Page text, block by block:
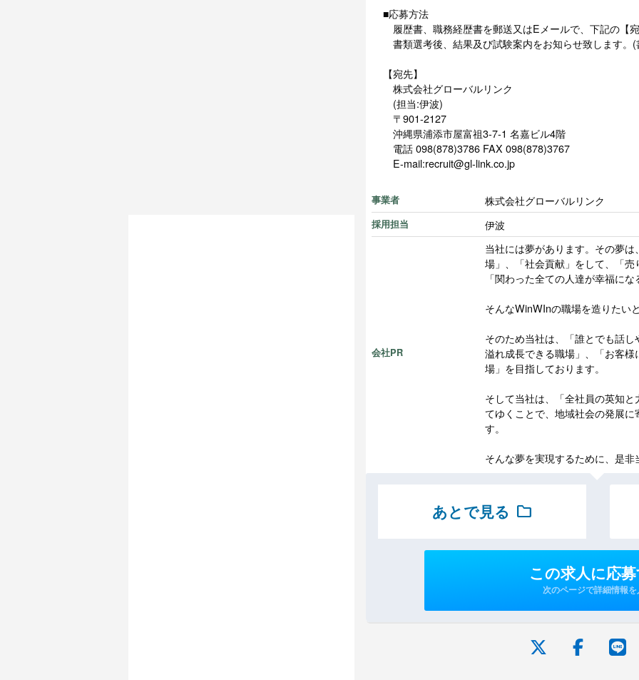
■応募方法
履歴書、職務経歴書を郵送又はEメールで、下記の【
書類選考後、結果及び試験案内をお知らせ致します
【宛先】
株式会社グローバルリンク
(担当:伊波)
〒901-2127
沖縄県浦添市屋富祖3-7-1 名嘉ビル4階
電話 098(878)3786 FAX 098(878)3767
E-mail:recruit@gl-link.co.jp
事業者 株式会社グローバルリンク
採用担当 伊波
会社PR
当社には夢があります。その夢
場」、「社会貢献」をして、「
「関わった全ての人達が幸福にな
そんなWinWInの職場を造りたい
そのため当社は、「誰とでも話
溢れ成長できる職場」、「お客
場」を目指しております。
そして当社は、「全社員の英知
てゆくことで、地域社会の発展
す。
そんな夢を実現するために、是
あとで見る folder
この求人に応
次のページで詳細情報を